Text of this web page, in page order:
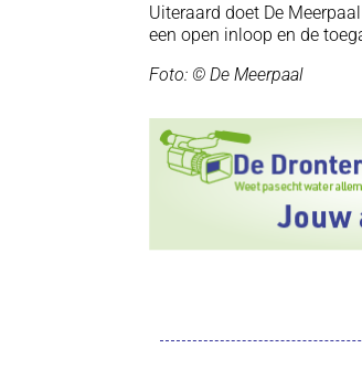
Uiteraard doet De
een open inloop en de
Foto: © De Meerpaal